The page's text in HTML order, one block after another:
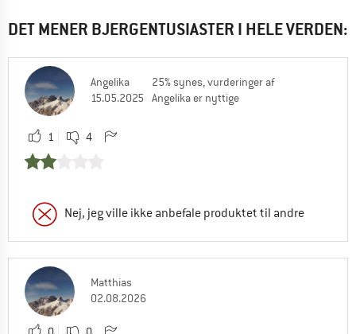
DET MENER BJERGENTUSIASTER I HELE VERDEN:
Angelika
15.05.2025
25% synes, vurderinger af
Angelika er nyttige
1 4
Nej, jeg ville ikke anbefale produktet til andre
Matthias
02.08.2026